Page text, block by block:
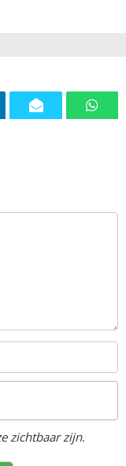
zichtbaar zijn.